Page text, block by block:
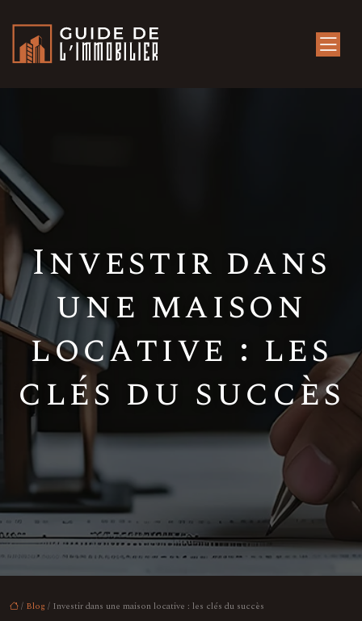
Investir dans
une maison
locative : les
clés du succès
/ Blog / Investir dans une maison locative : les clés du succès